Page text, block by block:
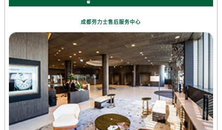
成都劳力士售后服务中心